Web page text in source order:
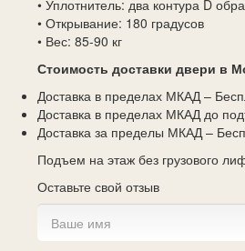
• Уплотнитель: два контура D
• Открывание: 180 градусов
• Вес: 85-90 кг
Стоимость доставки двери в
Доставка в пределах МКАД –
Доставка в пределах МКАД до
Доставка за пределы МКАД –
Подъем на этаж без грузового
Оставьте свой отзыв